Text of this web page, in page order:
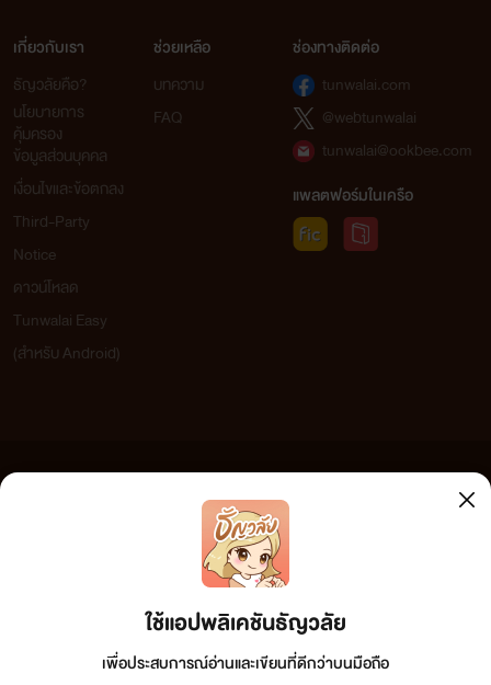
ใช้แอปพลิเคชันธัญวลัย
เพื่อประสบการณ์อ่านและเขียนที่ดีกว่าบนมือถือ
เกี่ยวกับเรา
ธัญวลัยคือ?
นโยบายการ
คุ้มครอง
ข้อมูลส่วนบุคคล
เงื่อนไขและข้อตกลง
Third-Party
Notice
ดาวน์โหลด
Tunwalai Easy
(สำหรับ Android)
ช่วยเหลือ
บทความ
FAQ
ช่องทางติดต่อ
tunwalai.com
@webtunwalai
tunwalai@ookbee.com
แพลตฟอร์มในเครือ
เว็บไซต์แห่งนี้ไม่ได้เห็นด้วยและไม่ขอรับผิดชอบต่อข้อความใดๆ ทั้งสิ้น ดังนั้นผู้อ่านทุกท่านโปรดใช้
วิจารณญาณในการกลั่นกรองด้วยตนเอง และหากท่านพบข้อความใดๆ ที่ขัดต่อกฎหมายและศีลธรรม
กรุณาแจ้งมาที่ tunwalai@ookbee.com เพื่อทีมงานจะได้ดำเนินการในทันที ทั้งนี้ ทางเว็บไซต์ขอสงวน
ลิขสิทธิ์ตามพระราชบัญญัติลิขสิทธิ์ (ฉบับเพิ่มเติม) พ.ศ.2558